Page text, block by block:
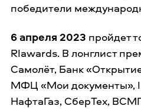
победители
6 апреля 2023 пройдет
RIawards. В лонглист
Самолёт, Банк
МФЦ «Мои документы»,
НафтаГаз, СберТех,